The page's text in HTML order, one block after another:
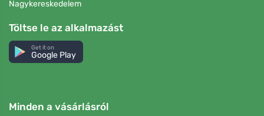
Nagykereskedelem
Töltse le az alkalmazást
Get it on
Google Play
Minden a vásárlásról